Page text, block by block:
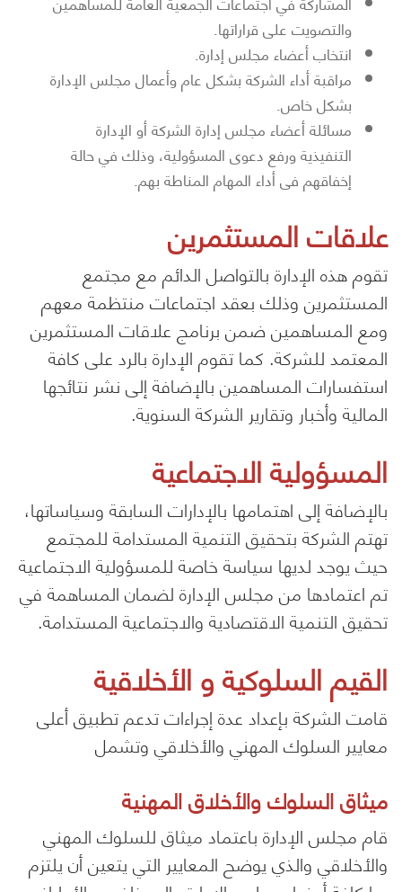
والتصويت على قراراتها.
انتخاب أعضاء مجلس إدارة.
مراقبة أداء الشركة بشكل عام وأعمال مجلس الإدارة
بشكل خاص.
مسائلة أعضاء مجلس إدارة الشركة أو الإدارة
التنفيذية ورفع دعوى المسؤولية، وذلك في حالة
إخفاقهم في أداء المهام المناطة بهم.
علاقات المستثمرين
تقوم هذه الإدارة بالتواصل الدائم مع مجتمع
المستثمرين وذلك بعقد اجتماعات منتظمة معهم
ومع المساهمين ضمن برنامج علاقات المستثمرين
المعتمد للشركة. كما تقوم الإدارة بالرد على كافة
استفسارات المساهمين بالإضافة إلى نشر نتائجها
المالية وأخبار وتقارير الشركة السنوية.
المسؤولية الاجتماعية
بالإضافة إلى اهتمامها بالإدارات السابقة وسياساتها،
تهتم الشركة بتحقيق التنمية المستدامة للمجتمع
حيث يوجد لديها سياسة خاصة للمسؤولية الاجتماعية
تم اعتمادها من مجلس الإدارة لضمان المساهمة في
تحقيق التنمية الاقتصادية والاجتماعية المستدامة.
القيم السلوكية و الأخلاقية
قامت الشركة بإعداد عدة إجراءات تدعم تطبيق أعلى
معايير السلوك المهني والأخلاقي وتشمل
ميثاق السلوك والأخلاق المهنية
قام مجلس الإدارة باعتماد ميثاق للسلوك المهني
والأخلاقي والذي يوضح المعايير التي يتعين أن يلتزم